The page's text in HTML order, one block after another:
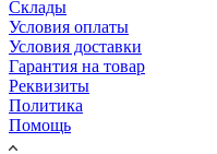
Склады
Условия оплаты
Условия доставки
Гарантия на товар
Реквизиты
Политика
Помощь